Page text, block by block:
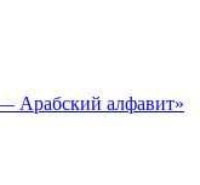
Арабский алфавит»